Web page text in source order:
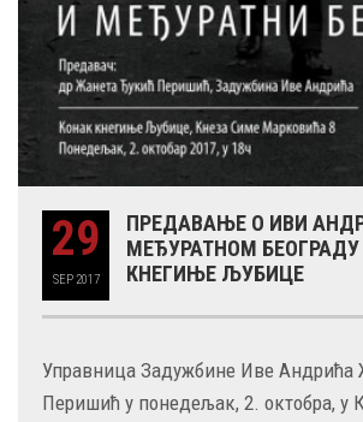
29
SEP 2017
ПРЕДАВАЊЕ О ИВИ
МЕЂУРАТНОМ
КНЕГИЊЕ ЉУБИЦЕ
Управница Задужбине Иве Андрића
Перишић у понедељак, 2. октобра, у